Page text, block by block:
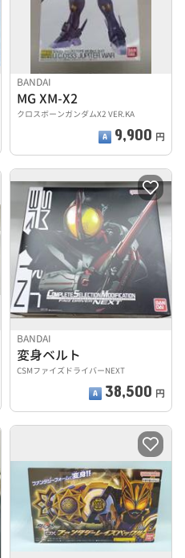
BANDAI
MG XM-X2
クロスボーンガンダムX2 VER.KA
9,900 円
BANDAI
変身ベルト
CSMファイズドライバーNEXT
38,500 円